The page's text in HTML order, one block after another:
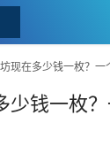
现在多少钱一枚？一
少钱一枚